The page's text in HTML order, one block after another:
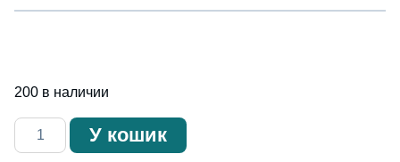
200 в наличии
Количество
товара
У кошик